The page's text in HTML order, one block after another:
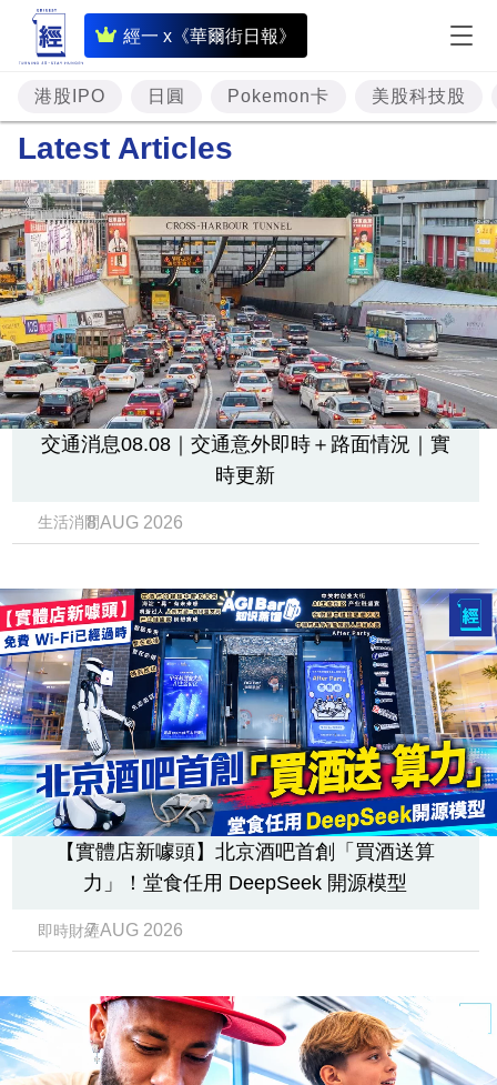
經一 x《華爾街日報》
即
時
財
經
題
投
資
樓
市
理
財
業
技
職
場
生
活
時
事
專
訂
專
區
港股IPO 日圓 Pokemon卡 美股科技股
Latest Articles
交通消息08.08｜交通意外即時＋路面情況｜實
時更新
生活消閒8 AUG 2026
【實體店新噱頭】北京酒吧首創「買酒送算
力」！堂食任用 DeepSeek 開源模型
即時財經7 AUG 2026